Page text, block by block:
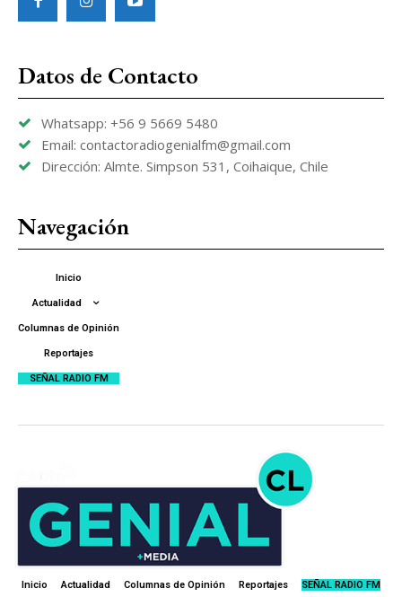
Datos de Contacto
Whatsapp: +56 9 5669 5480
Email: contactoradiogenialfm@gmail.com
Dirección: Almte. Simpson 531, Coihaique, Chile
Navegación
Inicio
Actualidad
Columnas de Opinión
Reportajes
SEÑAL RADIO FM
Inicio Actualidad Columnas de Opinión Reportajes SEÑAL RADIO FM